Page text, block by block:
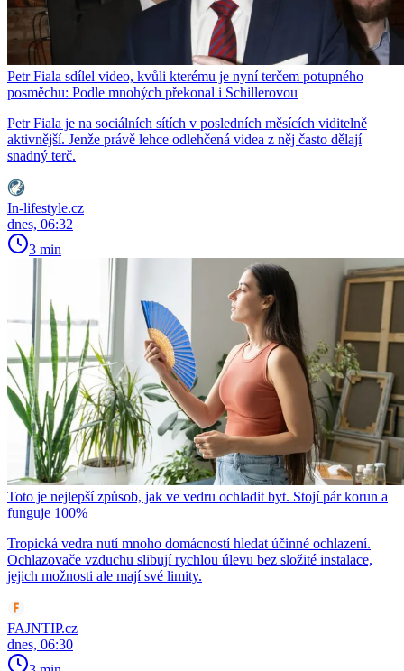
Petr Fiala sdílel video, kvůli kterému je nyní terčem potupného
posměchu: Podle mnohých překonal i Schillerovou
Petr Fiala je na sociálních sítích v posledních měsících viditelně
aktivnější. Jenže právě lehce odlehčená videa z něj často dělají
snadný terč.
In-lifestyle.cz
dnes, 06:32
3 min
Toto je nejlepší způsob, jak ve vedru ochladit byt. Stojí pár korun a
funguje 100%
Tropická vedra nutí mnoho domácností hledat účinné ochlazení.
Ochlazovače vzduchu slibují rychlou úlevu bez složité instalace,
jejich možnosti ale mají své limity.
FAJNTIP.cz
dnes, 06:30